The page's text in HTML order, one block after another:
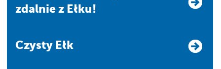
zdalnie z Ełku!
Czysty Ełk